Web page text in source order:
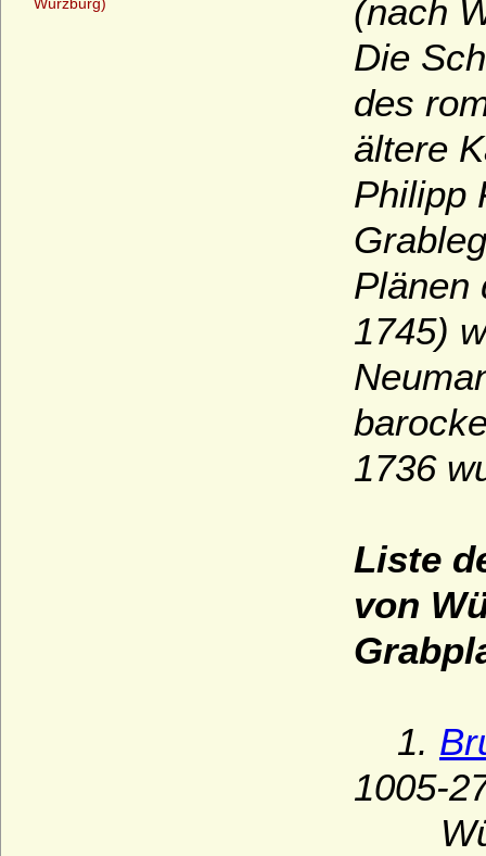
(nach
Die
des
ältere
Philipp
Plänen
1745)
1736
Liste
von
1.
1005-